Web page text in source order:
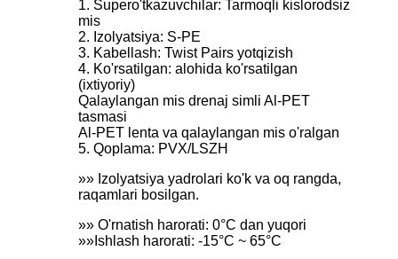
1. Supero'tkazuvchilar: Tarmoqli kislorodsiz
mis
2. Izolyatsiya: S-PE
3. Kabellash: Twist Pairs yotqizish
4. Ko'rsatilgan: alohida ko'rsatilgan
(ixtiyoriy)
Qalaylangan mis drenaj simli Al-PET
tasmasi
Al-PET lenta va qalaylangan mis o'ralgan
5. Qoplama: PVX/LSZH
»» Izolyatsiya yadrolari ko'k va oq rangda,
raqamlari bosilgan.
»» O'rnatish harorati: 0°C dan yuqori
»»Ishlash harorati: -15°C ~ 65°C